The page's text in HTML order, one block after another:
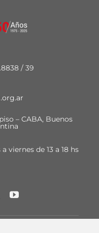
/ 39
– CABA, Buenos
viernes de 13 a 18 hs